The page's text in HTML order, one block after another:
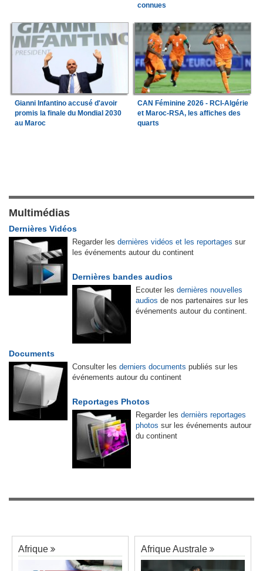
connues
Gianni Infantino accusé d'avoir
promis la finale du Mondial 2030
au Maroc
CAN Féminine 2026 - RCI-Algérie
et Maroc-RSA, les affiches des
quarts
Multimédias
Dernières Vidéos
Regarder les dernières vidéos et les reportages sur
les événements autour du continent
Dernières bandes audios
Ecouter les dernières nouvelles
audios de nos partenaires sur les
événements autour du continent.
Documents
Consulter les derniers documents publiés sur les
événements autour du continent
Reportages Photos
Regarder les dernièrs reportages
photos sur les événements autour
du continent
Afrique Afrique Australe